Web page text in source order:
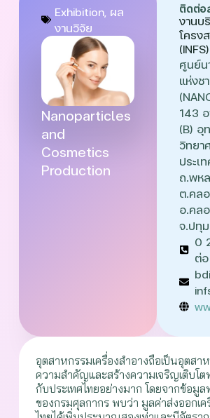
Exhibition, ผล
งานวิจัย
Nanoparticles
and
Cosmetics
Production
ติดต่อ
งานบ
โครง
(INFS)
ศูนย์น
แห่งช
143
(B) อุ
วิทยา
ประเ
ถ.พห
ต.คล
อ.คล
จ.ปทุ
0
ต่
อุตสาหกรรมเครื่องสำอางถือเป็นอุตส
ความสำคัญและสร้างความเจริญเติบโต
กับประเทศไทยอย่างมาก โดยจากข้อมู
ของกรมศุลกากร พบว่า มูลค่าส่งออกเค